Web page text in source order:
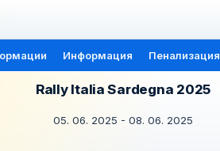
Информация Пенализация
Rally Italia Sardegna 2025
05. 06. 2025 - 08. 06. 2025